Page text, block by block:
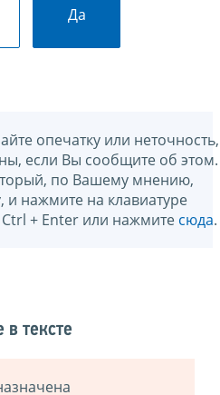
Да
опечатку или неточность,
если Вы сообщите об этом.
по Вашему мнению,
нажмите на клавиатуре
+ Enter или нажмите сюда.
тексте